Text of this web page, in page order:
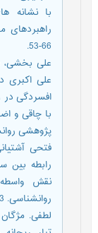
با نشانه
66-53.
علی بخشی،
افسردگی در
با چاقی و
پژوهشی
رابطه بین
نقش
روانشناسی. 23(2)، 134-147.
لطفی. مژگان